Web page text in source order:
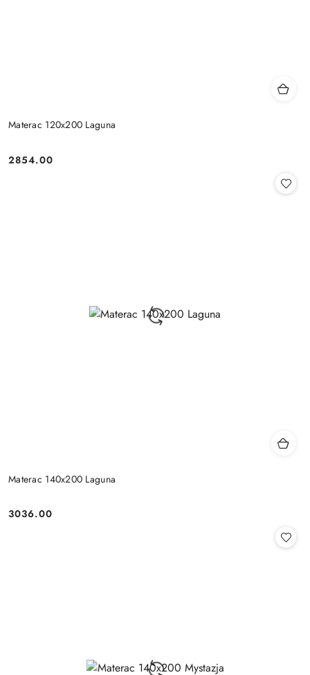
Materac 120x200 Laguna
Cena:
2854.00
Materac 140x200 Laguna
Cena:
3036.00